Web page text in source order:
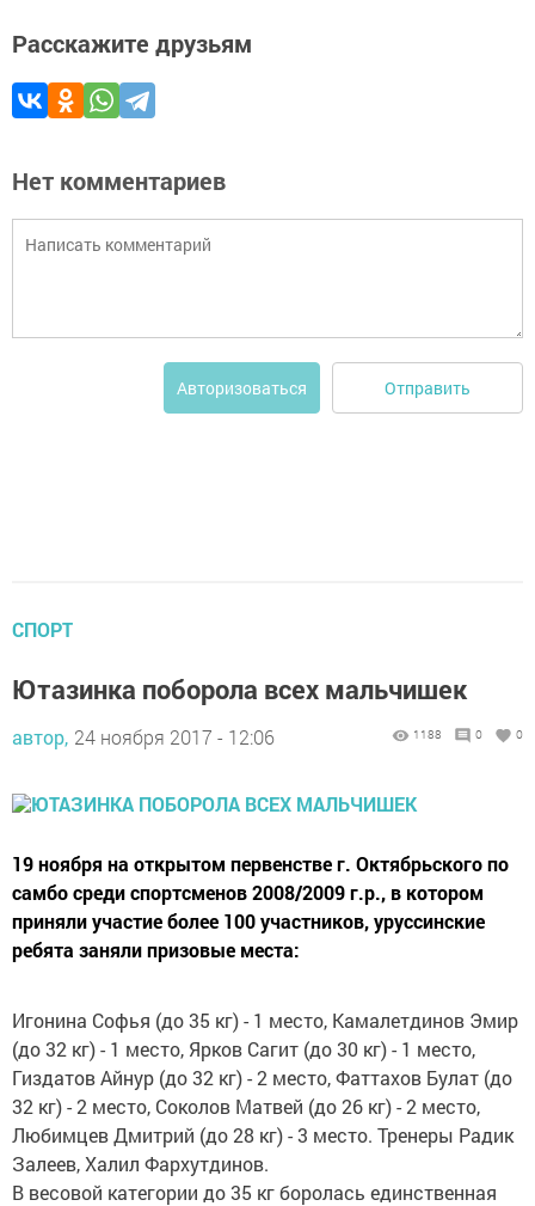
Расскажите друзьям
Нет комментариев
Авторизоваться Отправить
СПОРТ
Ютазинка поборола всех мальчишек
автор, 24 ноября 2017 - 12:06 1188 0 0
19 ноября на открытом первенстве г. Октябрьского по
самбо среди спортсменов 2008/2009 г.р., в котором
приняли участие более 100 участников, уруссинские
ребята заняли призовые места:
Игонина Софья (до 35 кг) - 1 место, Камалетдинов Эмир
(до 32 кг) - 1 место, Ярков Сагит (до 30 кг) - 1 место,
Гиздатов Айнур (до 32 кг) - 2 место, Фаттахов Булат (до
32 кг) - 2 место, Соколов Матвей (до 26 кг) - 2 место,
Любимцев Дмитрий (до 28 кг) - 3 место. Тренеры Радик
Залеев, Халил Фархутдинов.
В весовой категории до 35 кг боролась единственная